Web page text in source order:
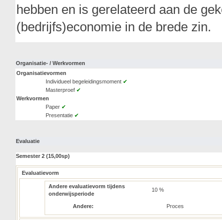
hebben en is gerelateerd aan de
(bedrijfs)economie in de brede zin.
Organisatie- / Werkvormen
Organisatievormen
Individueel begeleidingsmoment ✔
Masterproef ✔
Werkvormen
Paper ✔
Presentatie ✔
Evaluatie
Semester 2 (15,00sp)
Evaluatievorm
Andere evaluatievorm tijdens
onderwijsperiode
10 %
Andere: Proces